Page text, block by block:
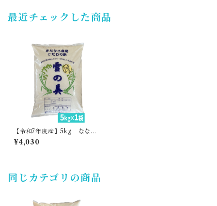
最近チェックした商品
【令和7年度産】5kg ななつ
ぼし・貞広農場
¥4,030
同じカテゴリの商品